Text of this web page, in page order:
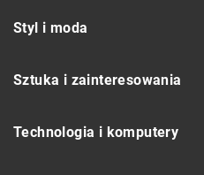
Styl i moda
Sztuka i zainteresowania
Technologia i komputery